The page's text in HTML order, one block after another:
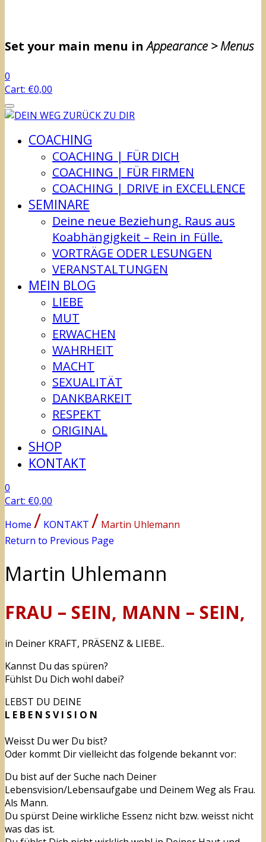
Set your main menu inAppearance > Menus
0
Cart: €0,00
COACHING
COACHING | FÜR DICH
COACHING | FÜR FIRMEN
COACHING | DRIVE in EXCELLENCE
SEMINARE
Deine neue Beziehung. Raus aus
Koabhängigkeit – Rein in Fülle.
VORTRÄGE ODER LESUNGEN
VERANSTALTUNGEN
MEIN BLOG
LIEBE
MUT
ERWACHEN
WAHRHEIT
MACHT
SEXUALITÄT
DANKBARKEIT
RESPEKT
ORIGINAL
SHOP
KONTAKT
0
Cart: €0,00
Home / KONTAKT / Martin Uhlemann
Return to Previous Page
Martin Uhlemann
FRAU – SEIN, MANN – SEIN,
in Deiner KRAFT, PRÄSENZ & LIEBE..
Kannst Du das spüren?
Fühlst Du Dich wohl dabei?
LEBST DU DEINE
L E B E N S V I S I O N
Weisst Du wer Du bist?
Oder kommt Dir vielleicht das folgende bekannt vor:
Du bist auf der Suche nach Deiner
Lebensvision/Lebensaufgabe und Deinem Weg als Frau.
Als Mann.
Du spürst Deine wirkliche Essenz nicht bzw. weisst nicht
was das ist.